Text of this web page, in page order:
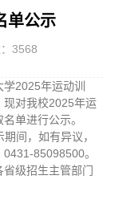
单公示
3568
2025年运动训
现对我校2025年运
单进行公示。
间，如有异议，
85098500。
级招生主管部门